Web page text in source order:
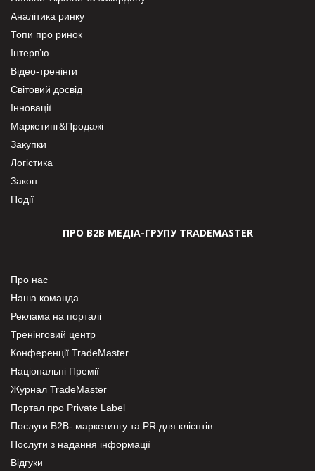
Аналітика ринку
Топи про ринок
Інтерв’ю
Відео-тренінги
Світовий досвід
Інновації
Маркетинг&Продажі
Закупки
Логістика
Закон
Події
ПРО В2В МЕДІА-ГРУПУ TRADEMASTER
Про нас
Наша команда
Реклама на порталі
Тренінговий центр
Конференції TradeMaster
Національні Премії
Журнал TradeMaster
Портал про Private Label
Послуги В2В- маркетингу та PR для клієнтів
Послуги з надання інформації
Відгуки